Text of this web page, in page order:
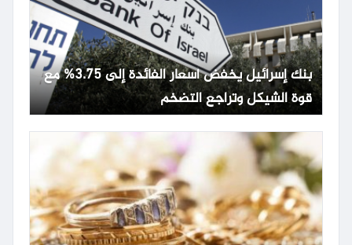
بنك إسرائيل يخفض أسعار الفائدة إلى 3.75% مع
قوة الشيكل وتراجع التضخم